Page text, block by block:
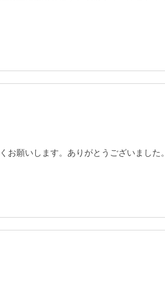
願いします。ありがとうございました。